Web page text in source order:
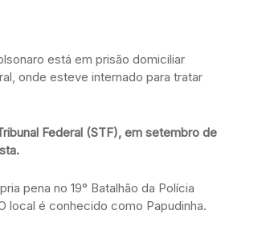
está em prisão domiciliar
onde esteve internado para tratar
Federal (STF), em setembro de
pena no 19° Batalhão da Polícia
local é conhecido como Papudinha.